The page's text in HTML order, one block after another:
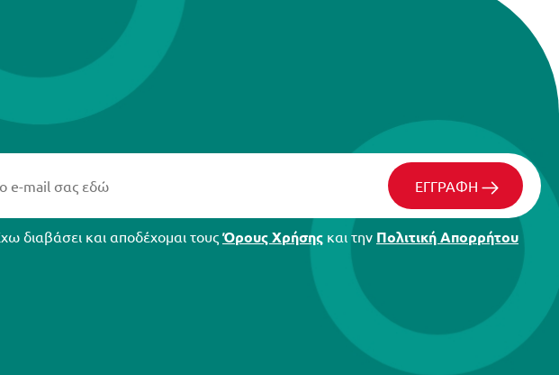
ΕΓΓΡΑΦΗ
διαβάσει και αποδέχομαι τους Όρους Χρήσης και την Πολιτική Απορρήτου